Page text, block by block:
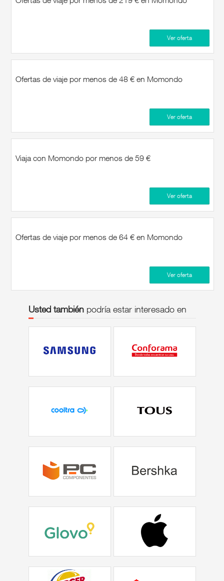
Ver oferta
Ofertas de viaje por menos de 48 € en Momondo
Ver oferta
Viaja con Momondo por menos de 59 €
Ver oferta
Ofertas de viaje por menos de 64 € en Momondo
Ver oferta
Usted tambiénpodría estar interesado en